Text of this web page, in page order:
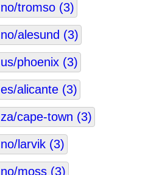
no/tromso (3)
no/alesund (3)
us/phoenix (3)
es/alicante (3)
za/cape-town (3)
no/larvik (3)
no/moss (3)